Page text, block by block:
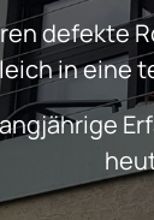
defekte
in eine